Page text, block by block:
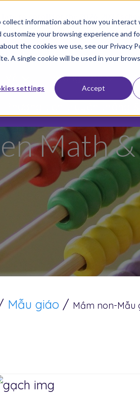
information about how you interact
your browsing experience and
the cookies we use, see our Privacy
A single cookie will be used in your
settings Accept
Phong trào của chúng tôi
Trường học
Math &
Mẫu giáo / Mầm non-Mẫu